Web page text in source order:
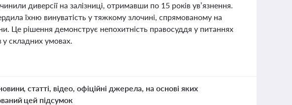
диверсії на залізниці, отримавши по 15 років ув’язнення.
їхню винуватість у тяжкому злочині, спрямованому на
Це рішення демонструє непохитність правосуддя у питаннях
у складних умовах.
статті, відео, офіційні джерела, на основі яких
цей підсумок